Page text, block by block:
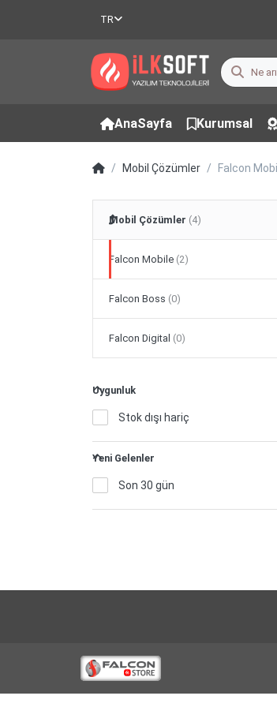
TR
AnaSayfa Kurumsal
Mobil Çözümler Falcon
Mobil Çözümler
Falcon Mobile
Falcon Boss
Falcon Digital
Uygunluk
Stok dışı hariç
Yeni Gelenler
Son 30 gün